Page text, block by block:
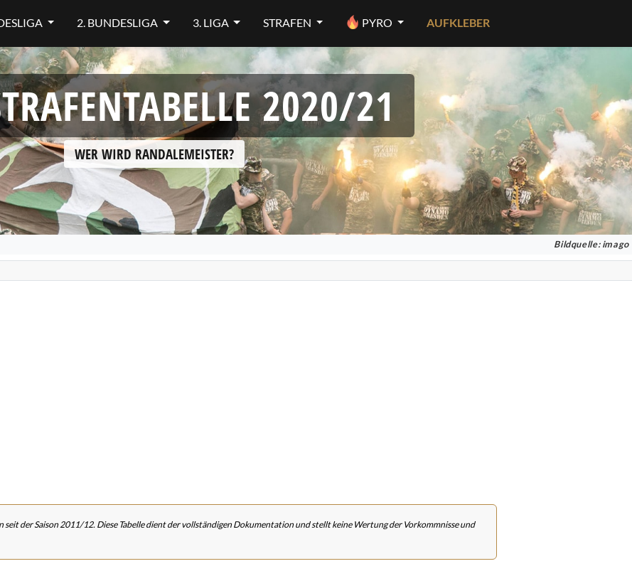
2. BUNDESLIGA 3. LIGA STRAFEN PYRO AUFKLEBER
2020/21
WER WIRD RANDALEMEISTER?
Bildquelle: imago
der Saison 2011/12. Diese Tabelle dient der vollständigen Dokumentation und stellt keine Wertung der Vorkommnisse und